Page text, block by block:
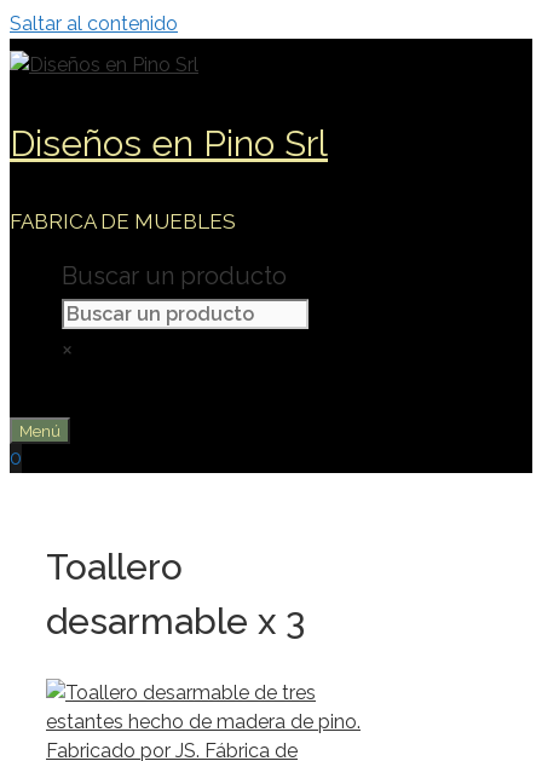
Saltar al contenido
Diseños en Pino Srl
FABRICA DE MUEBLES
Buscar un producto
×
Menú
0
Toallero
desarmable x 3